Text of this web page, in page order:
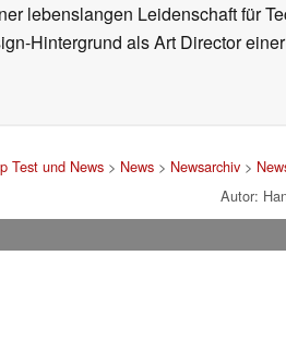
lebenslangen Leidenschaft für
Hintergrund als Art Director
Test und News > News > Newsarchiv >
Autor: